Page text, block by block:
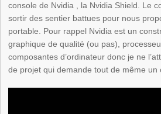
console de Nvidia , la Nvidia Shield. Le
sortir des sentier battues pour nous
portable. Pour rappel Nvidia est un
graphique de qualité (ou pas),
composantes d’ordinateur donc je ne
de projet qui demande tout de même un